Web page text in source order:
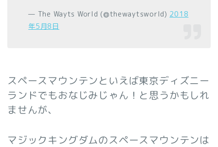
— The Wayts World (@thewaytsworld) 2018
年5月8日
スペースマウンテンといえば東京ディズニー
ランドでもおなじみじゃん！と思うかもしれ
ませんが、
マジックキングダムのスペースマウンテンは